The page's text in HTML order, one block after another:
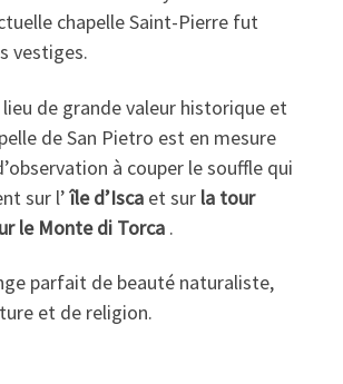
chapelle Saint-Pierre fut
vestiges.
lieu de grande valeur historique et
de San Pietro est en mesure
à couper le souffle qui
sur l’île d’Isca et sur la tour
le Monte di Torca .
parfait de beauté naturaliste,
et de religion.